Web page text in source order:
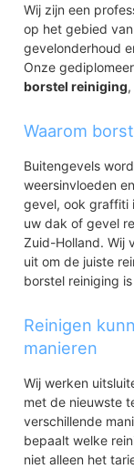
Centrum-Zuid
Zeeheldenwijk
Zuidwijk
Zoomwijck
Bedrijventerrein
Zinkweg
Landelijk gebied
Wij zijn een
op het gebied
gevelonderhoud
Onze
borstel reiniging
Waarom
Buitengevels
weersinvloeden
gevel, ook graffiti
uw dak of gevel
Zuid-Holland. Wij
uit om de juiste
borstel reiniging
Reinigen
manieren
Wij werken
met de nieuwste
verschillende
bepaalt welke
niet alleen het